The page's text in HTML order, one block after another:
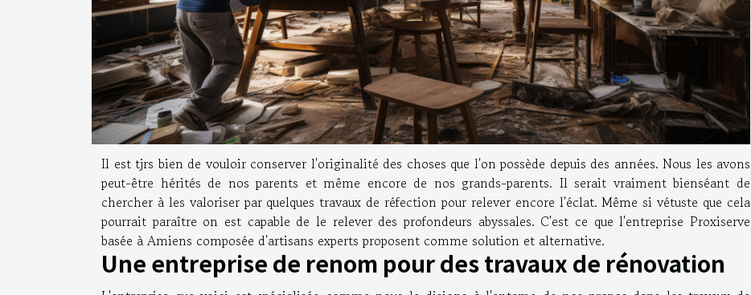
Il est tjrs bien de vouloir conserver l'originalité des choses que l'on possède depuis des années. Nous les avons
peut-être hérités de nos parents et même encore de nos grands-parents. Il serait vraiment bienséant de
chercher à les valoriser par quelques travaux de réfection pour relever encore l'éclat. Même si vétuste que cela
pourrait paraître on est capable de le relever des profondeurs abyssales. C'est ce que l'entreprise Proxiserve
basée à Amiens composée d'artisans experts proposent comme solution et alternative.
Une entreprise de renom pour des travaux de rénovation